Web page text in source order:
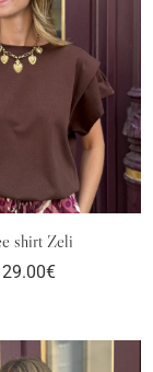
shirt Zeli
29.00€